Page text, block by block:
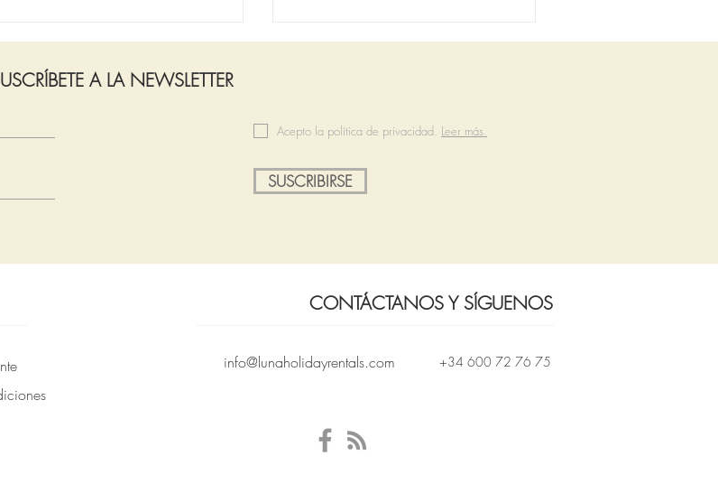
A LA NEWSLETTER
Acepto la política de privacidad. Leer más.
SUSCRIBIRSE
CONTÁCTANOS Y SÍGUENOS
info@lunaholidayrentals.com +34 600 72 76 75